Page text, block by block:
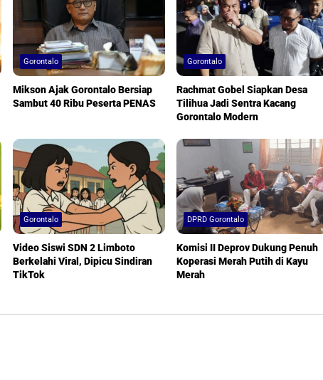
Gorontalo
Mikson Ajak Gorontalo Bersiap
Sambut 40 Ribu Peserta PENAS
Gorontalo
Rachmat Gobel Siapkan Desa
Tilihua Jadi Sentra Kacang
Gorontalo Modern
Gorontalo
Video Siswi SDN 2 Limboto
Berkelahi Viral, Dipicu Sindiran
TikTok
DPRD Gorontalo
Komisi II Deprov Dukung Penuh
Koperasi Merah Putih di Kayu
Merah